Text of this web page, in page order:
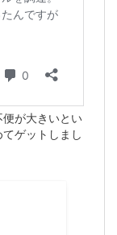
が大きいとい
ゲットしまし